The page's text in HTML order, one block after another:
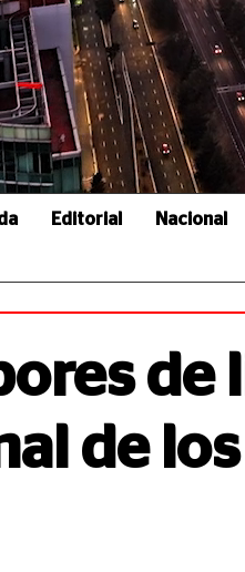
Editorial Nacional
de
de